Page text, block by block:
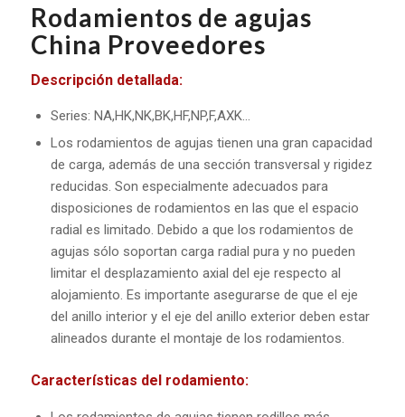
Rodamientos de agujas
China Proveedores
Descripción detallada:
Series: NA,HK,NK,BK,HF,NP,F,AXK...
Los rodamientos de agujas tienen una gran capacidad
de carga, además de una sección transversal y rigidez
reducidas. Son especialmente adecuados para
disposiciones de rodamientos en las que el espacio
radial es limitado. Debido a que los rodamientos de
agujas sólo soportan carga radial pura y no pueden
limitar el desplazamiento axial del eje respecto al
alojamiento. Es importante asegurarse de que el eje
del anillo interior y el eje del anillo exterior deben estar
alineados durante el montaje de los rodamientos.
Características del rodamiento: